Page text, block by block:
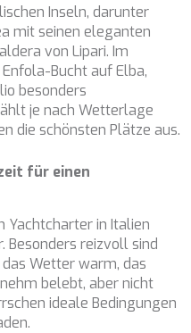
Inseln, darunter
mit seinen eleganten
von Lipari. Im
Bucht auf Elba,
besonders
je nach Wetterlage
die schönsten Plätze aus.
für einen
Yachtcharter in Italien
Besonders reizvoll sind
das Wetter warm, das
belebt, aber nicht
ideale Bedingungen